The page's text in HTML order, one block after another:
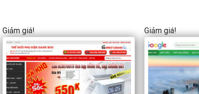
Giảm giá! Giảm giá!